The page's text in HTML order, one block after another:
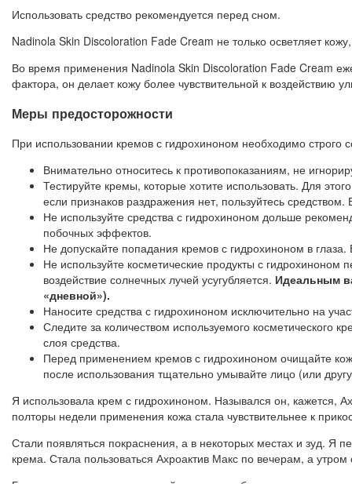
Использовать средство рекомендуется перед сном.
Nadinola Skin Discoloration Fade Cream не только осветляет
Во время применения Nadinola Skin Discoloration Fade Cream
фактора, он делает кожу более чувствительной к воздействию
Меры предосторожности
При использовании кремов с гидрохиноном необходимо
Внимательно относитесь к противопоказаниям, не
Тестируйте кремы, которые хотите использовать. Для
если признаков раздражения нет, пользуйтесь
Не используйте средства с гидрохиноном дольше
побочных эффектов.
Не допускайте попадания кремов с гидрохиноном в
Не используйте косметические продукты с
воздействие солнечных лучей усугубляется. Идеальным
«дневной»).
Наносите средства с гидрохиноном исключительно на
Следите за количеством используемого косметического
слоя средства.
Перед применением кремов с гидрохиноном очищайте
после использования тщательно умывайте лицо (или
Я использовала крем с гидрохиноном. Назывался он, кажется,
полторы недели применения кожа стала чувствительнее к
Стали появляться покраснения, а в некоторых местах и зуд. Я
крема. Стала пользоваться Ахроактив Макс по вечерам, а